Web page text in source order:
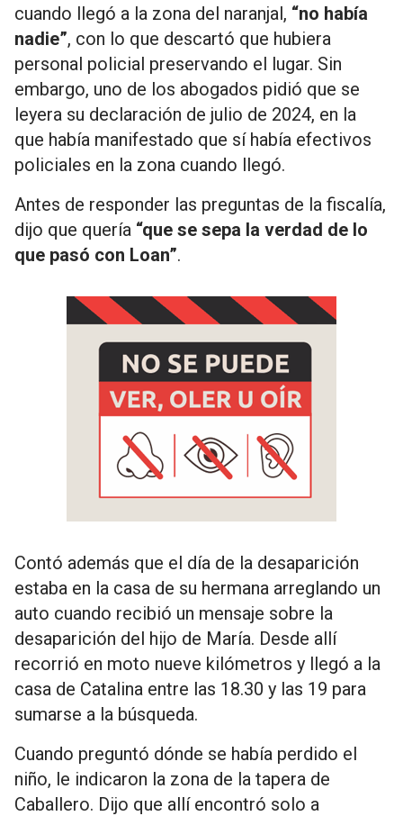
cuando llegó a la zona del naranjal, “no había
nadie”, con lo que descartó que hubiera
personal policial preservando el lugar. Sin
embargo, uno de los abogados pidió que se
leyera su declaración de julio de 2024, en la
que había manifestado que sí había efectivos
policiales en la zona cuando llegó.
Antes de responder las preguntas de la fiscalía,
dijo que quería “que se sepa la verdad de lo
que pasó con Loan”.
Contó además que el día de la desaparición
estaba en la casa de su hermana arreglando un
auto cuando recibió un mensaje sobre la
desaparición del hijo de María. Desde allí
recorrió en moto nueve kilómetros y llegó a la
casa de Catalina entre las 18.30 y las 19 para
sumarse a la búsqueda.
Cuando preguntó dónde se había perdido el
niño, le indicaron la zona de la tapera de
Caballero. Dijo que allí encontró solo a